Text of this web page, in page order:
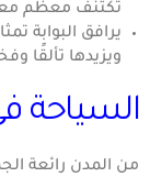
تكتنف معظم
يرافق البوابة
ويزيدها تألقًا
السياحة
من المدن رائعة